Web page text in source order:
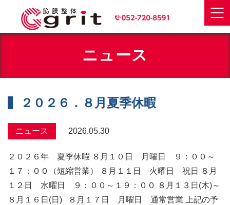
ニュース
２０２６．８月夏季休暇
ニュース 2026.05.30
２０２６年 夏季休暇 ８月１０日 月曜日 ９：００～
１７：００（短縮営業） ８月１１日 火曜日 祝日 ８月
１２日 水曜日 ９：００～１９：００ ８月１３日(木)～
８月１６日(日) ８月１７日 月曜日 通常営業 上記の予